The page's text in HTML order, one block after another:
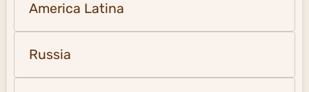
America Latina
Russia